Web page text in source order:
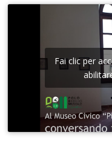
Fai clic per